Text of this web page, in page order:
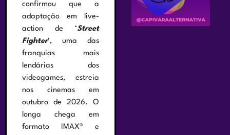
confirmou que a
adaptação em live-
action de ‘Street
Fighter‘, uma das
franquias mais
lendárias dos
videogames, estreia
nos cinemas em
outubro de 2026. O
longa chega em
formato IMAX® e